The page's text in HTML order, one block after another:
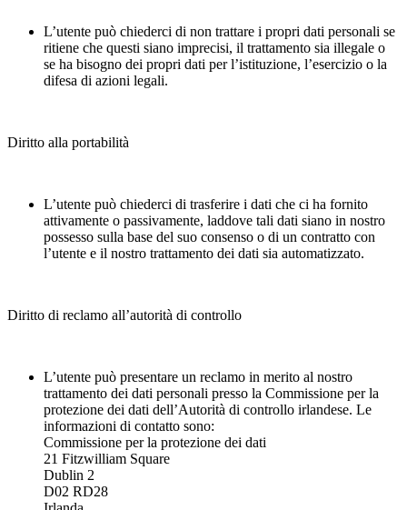
L’utente può chiederci di non trattare i propri dati personali se
ritiene che questi siano imprecisi, il trattamento sia illegale o
se ha bisogno dei propri dati per l’istituzione, l’esercizio o la
difesa di azioni legali.
Diritto alla portabilità
L’utente può chiederci di trasferire i dati che ci ha fornito
attivamente o passivamente, laddove tali dati siano in nostro
possesso sulla base del suo consenso o di un contratto con
l’utente e il nostro trattamento dei dati sia automatizzato.
Diritto di reclamo all’autorità di controllo
L’utente può presentare un reclamo in merito al nostro
trattamento dei dati personali presso la Commissione per la
protezione dei dati dell’Autorità di controllo irlandese. Le
informazioni di contatto sono:
Commissione per la protezione dei dati
21 Fitzwilliam Square
Dublin 2
D02 RD28